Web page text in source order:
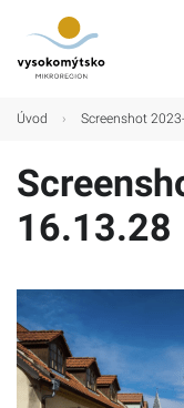
Úvod › Screenshot
16.13.28
Úvod
Obce
Turistické cíle
Kultura
Kontakt